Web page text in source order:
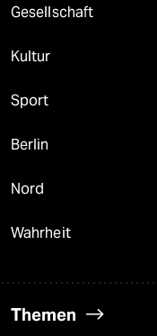
Gesellschaft
Kultur
Sport
Berlin
Nord
Wahrheit
Themen